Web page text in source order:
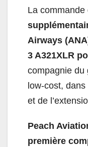
La commande
Airways
3 A321XLR
compagnie du
low-cost,
et de
Peach
première